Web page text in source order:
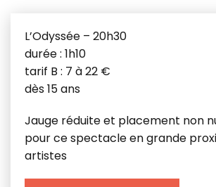
L’Odyssée – 20h30
durée : 1h10
tarif B : 7 à 22 €
dès 15 ans
Jauge réduite et placement non
pour ce spectacle en grande
artistes